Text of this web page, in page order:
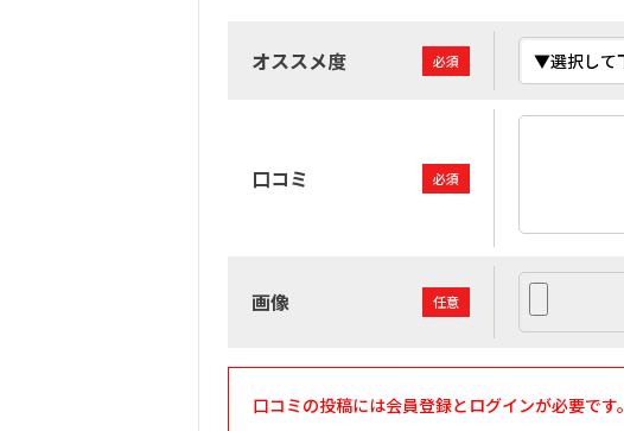
オススメ度 必須
口コミ 必須
画像 任意
口コミの投稿には会員登録とログインが必要です。